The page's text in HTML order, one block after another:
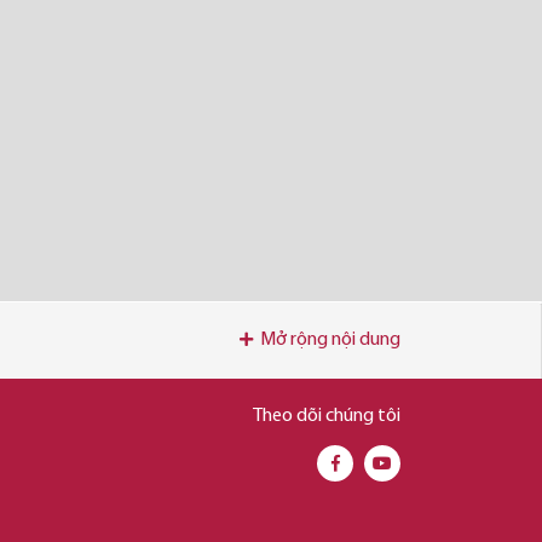
Mở rộng nội dung
Theo dõi chúng tôi